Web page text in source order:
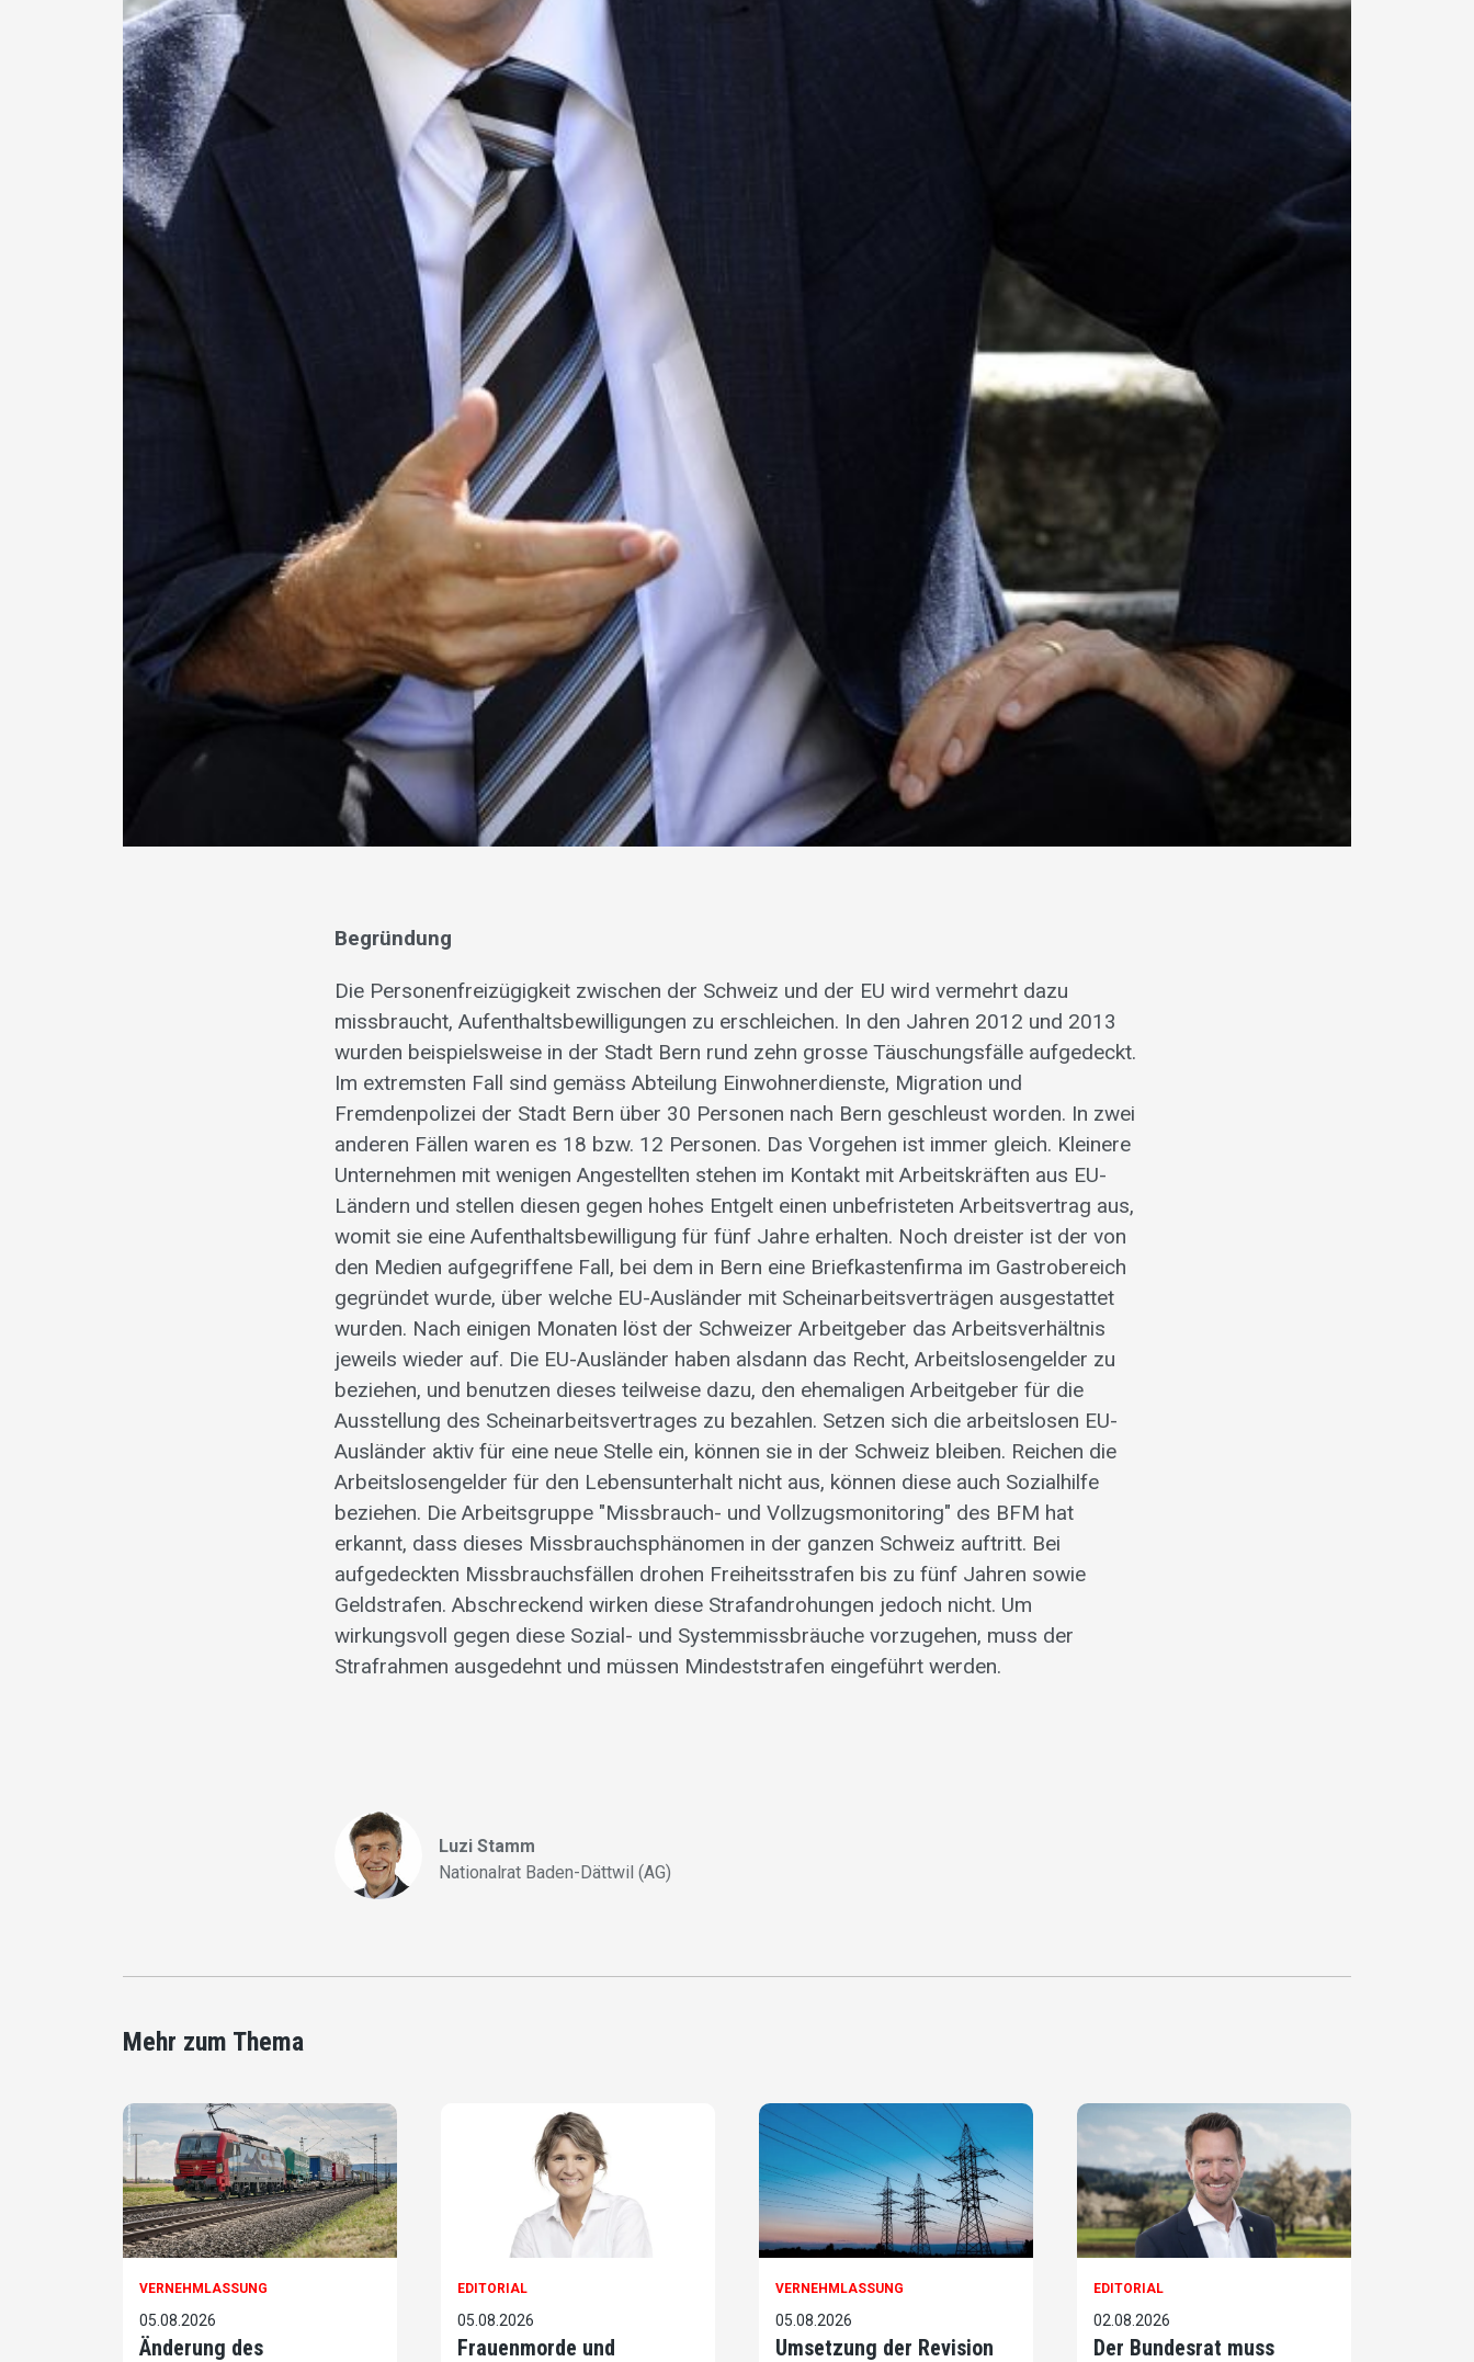
Begründung
Die Personenfreizügigkeit zwischen der Schweiz und der EU wird vermehrt dazu
missbraucht, Aufenthaltsbewilligungen zu erschleichen. In den Jahren 2012 und 2013
wurden beispielsweise in der Stadt Bern rund zehn grosse Täuschungsfälle aufgedeckt.
Im extremsten Fall sind gemäss Abteilung Einwohnerdienste, Migration und
Fremdenpolizei der Stadt Bern über 30 Personen nach Bern geschleust worden. In zwei
anderen Fällen waren es 18 bzw. 12 Personen. Das Vorgehen ist immer gleich. Kleinere
Unternehmen mit wenigen Angestellten stehen im Kontakt mit Arbeitskräften aus EU-
Ländern und stellen diesen gegen hohes Entgelt einen unbefristeten Arbeitsvertrag aus,
womit sie eine Aufenthaltsbewilligung für fünf Jahre erhalten. Noch dreister ist der von
den Medien aufgegriffene Fall, bei dem in Bern eine Briefkastenfirma im Gastrobereich
gegründet wurde, über welche EU-Ausländer mit Scheinarbeitsverträgen ausgestattet
wurden. Nach einigen Monaten löst der Schweizer Arbeitgeber das Arbeitsverhältnis
jeweils wieder auf. Die EU-Ausländer haben alsdann das Recht, Arbeitslosengelder zu
beziehen, und benutzen dieses teilweise dazu, den ehemaligen Arbeitgeber für die
Ausstellung des Scheinarbeitsvertrages zu bezahlen. Setzen sich die arbeitslosen EU-
Ausländer aktiv für eine neue Stelle ein, können sie in der Schweiz bleiben. Reichen die
Arbeitslosengelder für den Lebensunterhalt nicht aus, können diese auch Sozialhilfe
beziehen. Die Arbeitsgruppe "Missbrauch- und Vollzugsmonitoring" des BFM hat
erkannt, dass dieses Missbrauchsphänomen in der ganzen Schweiz auftritt. Bei
aufgedeckten Missbrauchsfällen drohen Freiheitsstrafen bis zu fünf Jahren sowie
Geldstrafen. Abschreckend wirken diese Strafandrohungen jedoch nicht. Um
wirkungsvoll gegen diese Sozial- und Systemmissbräuche vorzugehen, muss der
Strafrahmen ausgedehnt und müssen Mindeststrafen eingeführt werden.
Luzi Stamm
Nationalrat Baden-Dättwil (AG)
Mehr zum Thema
VERNEHMLASSUNG
05.08.2026
Änderung des
EDITORIAL
05.08.2026
Frauenmorde und
VERNEHMLASSUNG
05.08.2026
Umsetzung der Revision
EDITORIAL
02.08.2026
Der Bundesrat muss